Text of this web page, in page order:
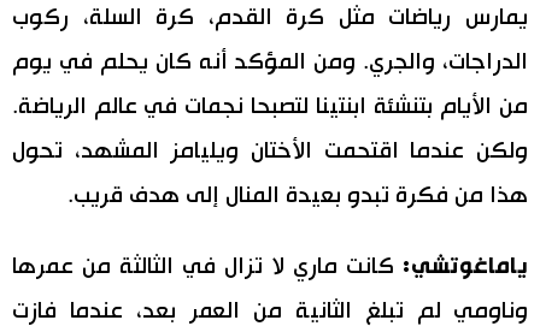
يمارس رياضات مثل كرة القدم، كرة السلة، ركوب
الدراجات، والجري. ومن المؤكد أنه كان يحلم في يوم
من الأيام بتنشئة ابنتينا لتصبحا نجمات في عالم الرياضة.
ولكن عندما اقتحمت الأختان ويليامز المشهد، تحول
هذا من فكرة تبدو بعيدة المنال إلى هدف قريب.
ياماغوتشي: كانت ماري لا تزال في الثالثة من عمرها
وناومي لم تبلغ الثانية من العمر بعد، عندما فازت